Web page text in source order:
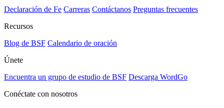
Declaración de Fe Carreras Contáctanos Preguntas frecuentes
Recursos
Blog de BSF Calendario de oración
Únete
Encuentra un grupo de estudio de BSF Descarga WordGo
Conéctate con nosotros